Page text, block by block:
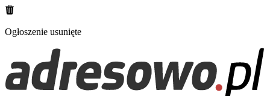
Ogłoszenie usunięte